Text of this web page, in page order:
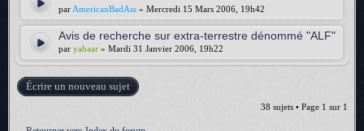
par AmericanBadAss » Mercredi 15 Mars 2006, 19h42
Avis de recherche sur extra-terrestre dénommé "ALF"
par yabaar » Mardi 31 Janvier 2006, 19h22
Écrire un nouveau sujet
38 sujets • Page 1 sur 1